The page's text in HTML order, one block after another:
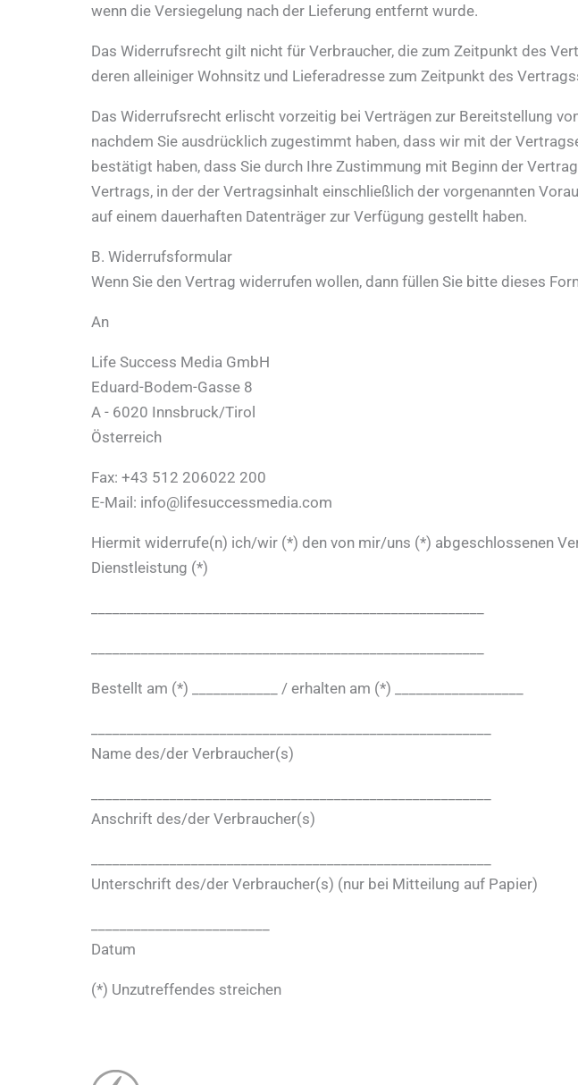
wenn die Versiegelung nach der Lieferung entfernt wurde.
Das Widerrufsrecht gilt nicht für Verbraucher, die zum Zeitpunkt des
deren alleiniger Wohnsitz und Lieferadresse zum Zeitpunkt des
Das Widerrufsrecht erlischt vorzeitig bei Verträgen zur Bereitstellung
nachdem Sie ausdrücklich zugestimmt haben, dass wir mit der
bestätigt haben, dass Sie durch Ihre Zustimmung mit Beginn der
Vertrags, in der der Vertragsinhalt einschließlich der vorgenannten
auf einem dauerhaften Datenträger zur Verfügung gestellt haben.
B. Widerrufsformular
Wenn Sie den Vertrag widerrufen wollen, dann füllen Sie bitte dieses
An
Life Success Media GmbH
Eduard-Bodem-Gasse 8
A - 6020 Innsbruck/Tirol
Österreich
Fax: +43 512 206022 200
E-Mail: info@lifesuccessmedia.com
Hiermit widerrufe(n) ich/wir (*) den von mir/uns (*) abgeschlossenen
Dienstleistung (*)
Bestellt am (*) ____________ / erhalten am (*) __________________
Name des/der Verbraucher(s)
Anschrift des/der Verbraucher(s)
Unterschrift des/der Verbraucher(s) (nur bei Mitteilung auf Papier)
Datum
(*) Unzutreffendes streichen